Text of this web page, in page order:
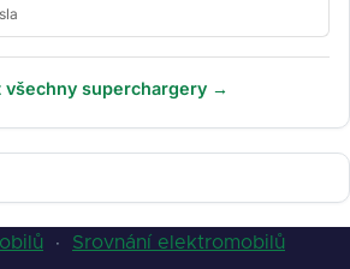
všechny superchargery →
· Srovnání elektromobilů